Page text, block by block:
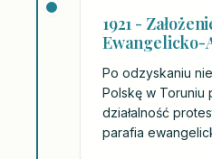
1921 -
Ewangelicko-
Po odzyskaniu
Polskę w Toruniu
działalność
parafia